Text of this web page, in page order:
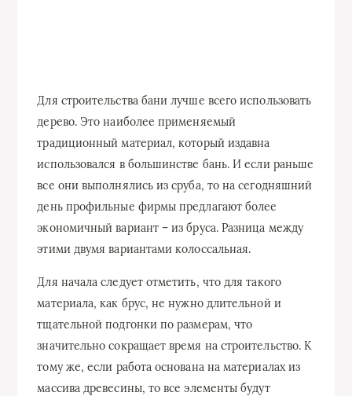
Для строительства бани лучше всего использовать
дерево. Это наиболее применяемый
традиционный материал, который издавна
использовался в большинстве бань. И если раньше
все они выполнялись из сруба, то на сегодняшний
день профильные фирмы предлагают более
экономичный вариант – из бруса. Разница между
этими двумя вариантами колоссальная.
Для начала следует отметить, что для такого
материала, как брус, не нужно длительной и
тщательной подгонки по размерам, что
значительно сокращает время на строительство. К
тому же, если работа основана на материалах из
массива древесины, то все элементы будут